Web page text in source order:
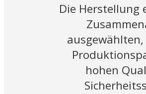
Die Herstellung
hohen